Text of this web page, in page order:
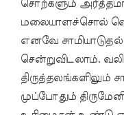
சொற்களும்
மலையாளச்சொல்
எனவே
சென்றுவிடலாம்.
திருத்தலங்களிலும்
முப்போதும்